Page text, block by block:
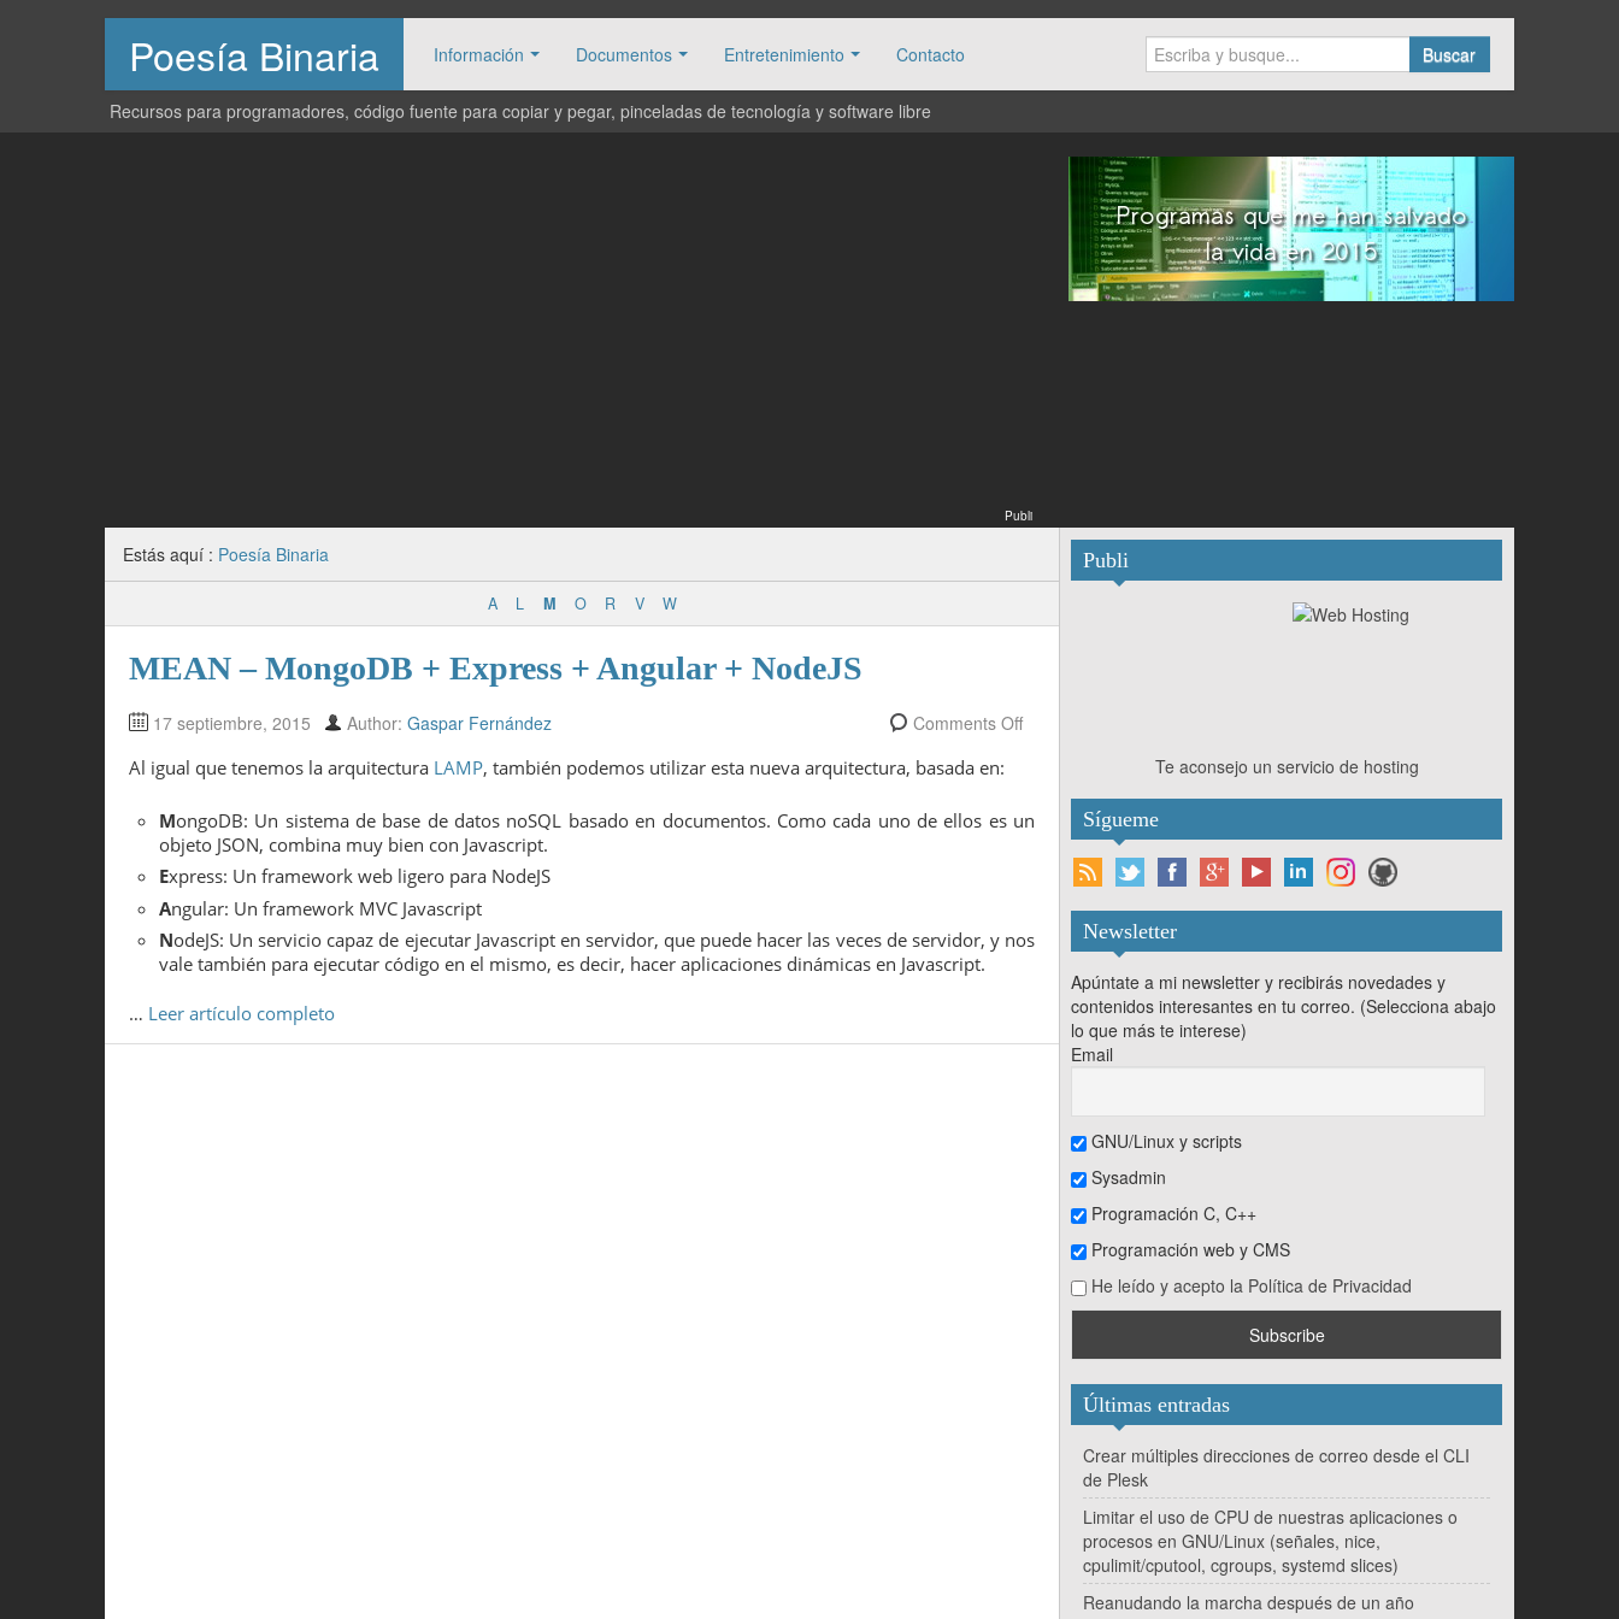
Poesía Binaria Información Documentos Entretenimiento Contacto Buscar
Recursos para programadores, código fuente para copiar y pegar, pinceladas de tecnología y software libre
Publi
Estás aquí : Poesía Binaria
A L M O R V W
MEAN – MongoDB + Express + Angular + NodeJS
17 septiembre, 2015 Author: Gaspar Fernández
Comments Off
Al igual que tenemos la arquitectura LAMP, también podemos utilizar esta nueva arquitectura, basada en:
MongoDB: Un sistema de base de datos noSQL basado en documentos. Como cada uno de ellos es un
objeto JSON, combina muy bien con Javascript.
Express: Un framework web ligero para NodeJS
Angular: Un framework MVC Javascript
NodeJS: Un servicio capaz de ejecutar Javascript en servidor, que puede hacer las veces de servidor, y nos
vale también para ejecutar código en el mismo, es decir, hacer aplicaciones dinámicas en Javascript.
… Leer artículo completo
Publi
Te aconsejo un servicio de hosting
Sígueme
Newsletter
Apúntate a mi newsletter y recibirás novedades y
contenidos interesantes en tu correo. (Selecciona abajo
lo que más te interese)
Email
GNU/Linux y scripts
Sysadmin
Programación C, C++
Programación web y CMS
He leído y acepto la Política de Privacidad
Últimas entradas
Crear múltiples direcciones de correo desde el CLI
de Plesk
Limitar el uso de CPU de nuestras aplicaciones o
procesos en GNU/Linux (señales, nice,
cpulimit/cputool, cgroups, systemd slices)
Reanudando la marcha después de un año